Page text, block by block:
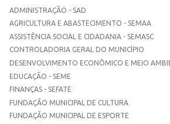
ADMINISTRAÇÃO - SAD
AGRICULTURA E ABASTECIMENTO - SEMAA
ASSISTÊNCIA SOCIAL E CIDADANIA - SEMASC
CONTROLADORIA GERAL DO MUNICÍPIO
DESENVOLVIMENTO ECONÔMICO E MEIO
EDUCAÇÃO - SEME
FINANÇAS - SEFATE
FUNDAÇÃO MUNICIPAL DE CULTURA
FUNDAÇÃO MUNICIPAL DE ESPORTE